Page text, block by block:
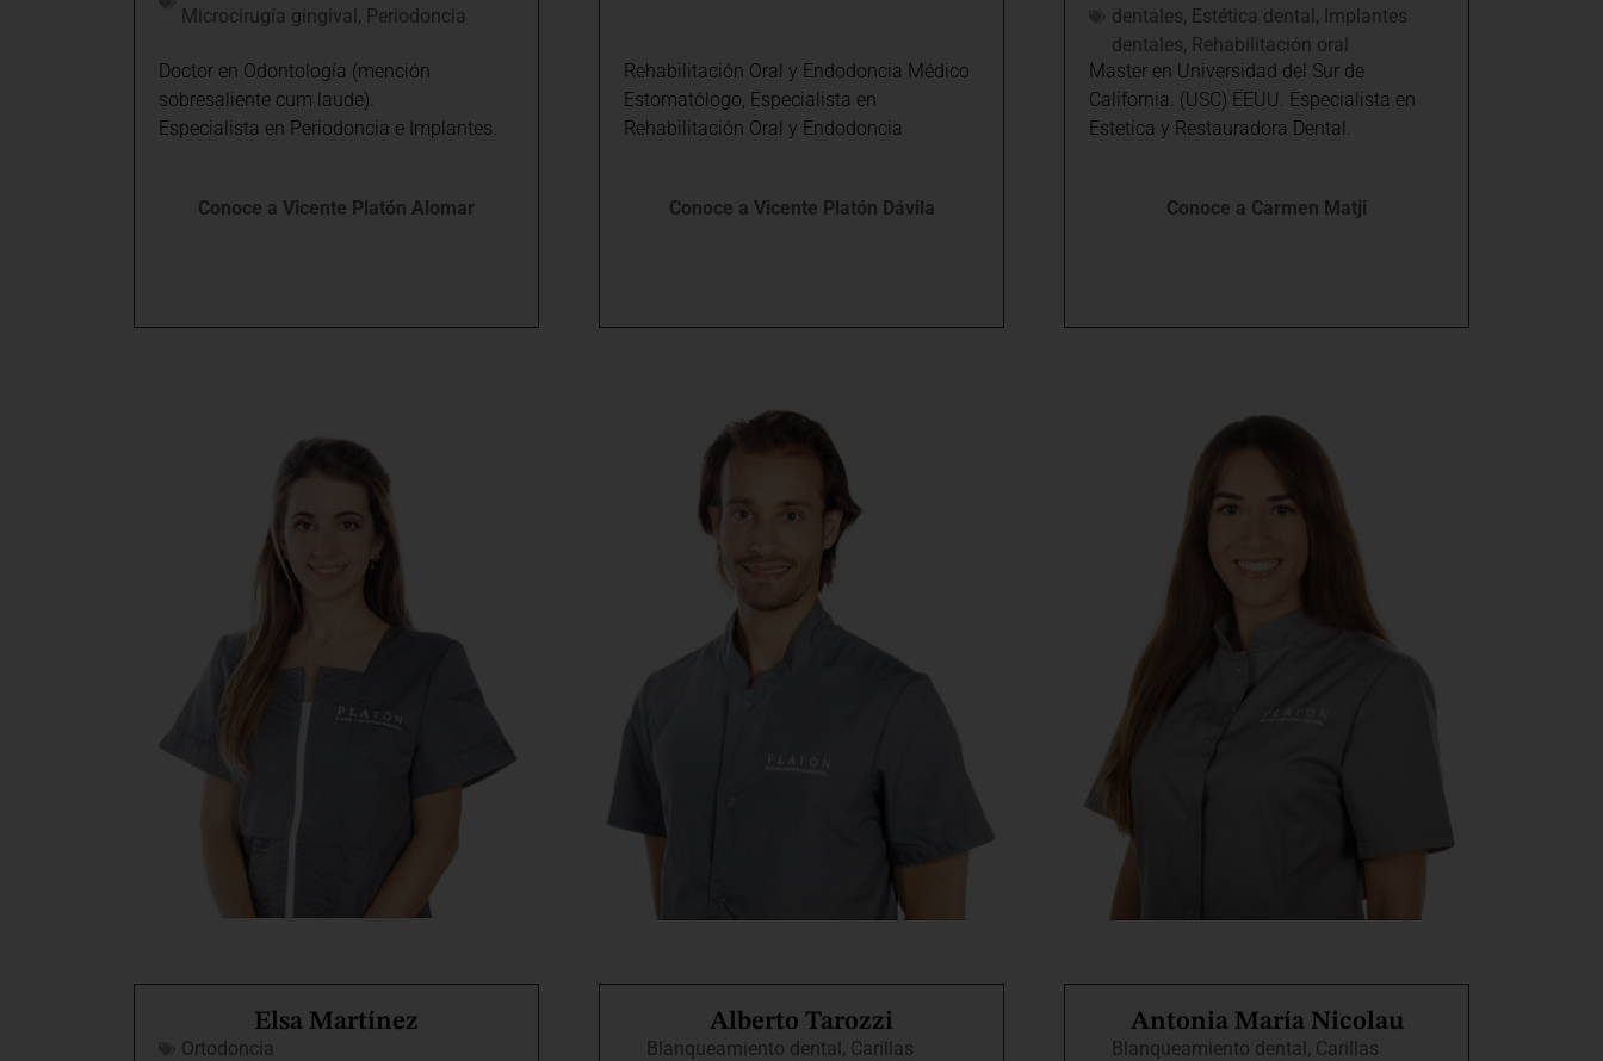
Microcirugía gingival, Periodoncia
Doctor en Odontología (mención
sobresaliente cum laude).
Especialista en Periodoncia e Implantes.
Conoce a Vicente Platón Alomar
Rehabilitación Oral y Endodoncia Médico
Estomatólogo, Especialista en
Rehabilitación Oral y Endodoncia
Conoce a Vicente Platón Dávila
dentales, Estética dental, Implantes
dentales, Rehabilitación oral
Master en Universidad del Sur de
California. (USC) EEUU. Especialista en
Estetica y Restauradora Dental.
Conoce a Carmen Matji
Elsa Martínez
Ortodoncia
Alberto Tarozzi
Blanqueamiento dental, Carillas
Antonia María Nicolau
Blanqueamiento dental, Carillas